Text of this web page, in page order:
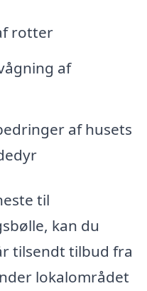
rotter
af
af husets
til
kan du
tilsendt tilbud fra
lokalområdet